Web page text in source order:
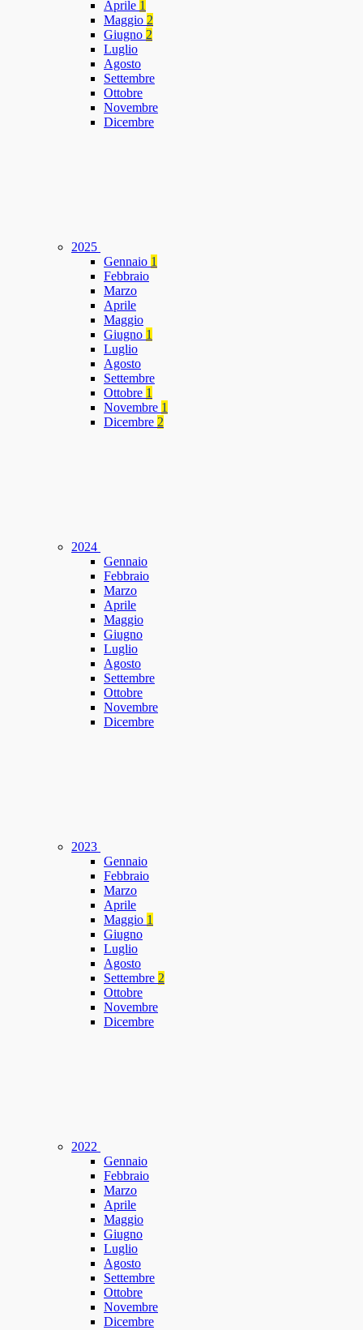
Aprile 1
Maggio 2
Giugno 2
Luglio
Agosto
Settembre
Ottobre
Novembre
Dicembre
2025
Gennaio 1
Febbraio
Marzo
Aprile
Maggio
Giugno 1
Luglio
Agosto
Settembre
Ottobre 1
Novembre 1
Dicembre 2
2024
Gennaio
Febbraio
Marzo
Aprile
Maggio
Giugno
Luglio
Agosto
Settembre
Ottobre
Novembre
Dicembre
2023
Gennaio
Febbraio
Marzo
Aprile
Maggio 1
Giugno
Luglio
Agosto
Settembre 2
Ottobre
Novembre
Dicembre
2022
Gennaio
Febbraio
Marzo
Aprile
Maggio
Giugno
Luglio
Agosto
Settembre
Ottobre
Novembre
Dicembre